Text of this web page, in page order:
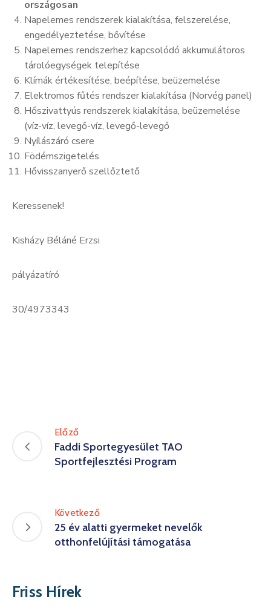
országosan
Napelemes rendszerek kialakítása, felszerelése,
engedélyeztetése, bővítése
Napelemes rendszerhez kapcsolódó akkumulátoros
tárolóegységek telepítése
Klímák értékesítése, beépítése, beüzemelése
Elektromos fűtés rendszer kialakítása (Norvég panel)
Hőszivattyús rendszerek kialakítása, beüzemelése
(víz-víz, levegő-víz, levegő-levegő
Nyílászáró csere
Födémszigetelés
Hővisszanyerő szellőztető
Keressenek!
Kisházy Béláné Erzsi
pályázatíró
30/4973343
Előző
Faddi Sportegyesület TAO
Sportfejlesztési Program
Következő
25 év alatti gyermeket nevelők
otthonfelújítási támogatása
Friss Hírek